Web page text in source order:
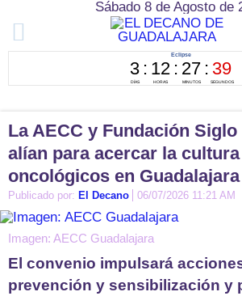
Sábado 8 de Agosto de
La AECC y Fundación
alían para acercar la
oncológicos en Guadalajara
Publicado por: El Decano 06/07/2026 11:21 AM
Imagen: AECC Guadalajara
El convenio impulsará
prevención y sensibilización y